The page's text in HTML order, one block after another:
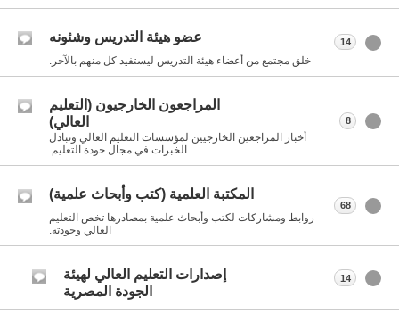
عضو هيئة التدريس وشئونه
خلق مجتمع من أعضاء هيئة التدريس ليستفيد كل منهم بالآخر.
14
المراجعون الخارجيون (التعليم
العالي)
أخبار المراجعين الخارجيين لمؤسسات التعليم العالي وتبادل
الخبرات في مجال جودة التعليم.
8
المكتبة العلمية (كتب وأبحاث علمية)
روابط ومشاركات لكتب وأبحاث علمية بمصادرها تخص التعليم
العالي وجودته.
68
إصدارات التعليم العالي لهيئة
الجودة المصرية
14